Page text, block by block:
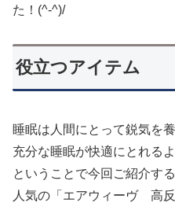
た！(^-^)/
役立つアイテム
睡眠は人間にとって鋭気を
充分な睡眠が快適にとれる
ということで今回ご紹介す
人気の「エアウィーヴ 高反